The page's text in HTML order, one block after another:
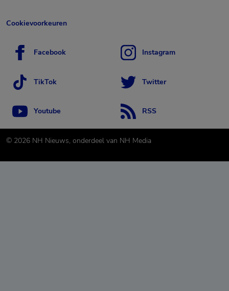
Cookievoorkeuren
Facebook Instagram
TikTok Twitter
Youtube RSS
© 2026 NH Nieuws, onderdeel van NH Media